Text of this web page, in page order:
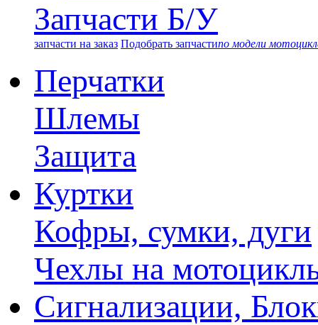
Запчасти Б/У
запчасти на заказ Подобрать запчастипо модели
Перчатки
Шлемы
Защита
Куртки
Кофры, сумки, дуги
Чехлы на
Сигнализации,